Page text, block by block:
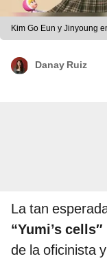
Kim Go Eun y Jinyoung
Danay Ruiz
La tan
“Yumi’s cells″
de la oficinista